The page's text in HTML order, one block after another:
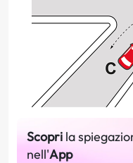
Scopri la
nell'App